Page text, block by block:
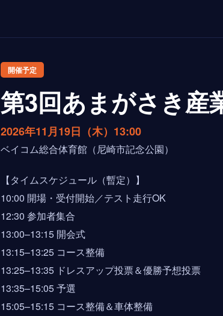
開催予定
第3回あまがさき産
2026年11月19日（木）13:00
ベイコム総合体育館（尼崎市記念公園）
【タイムスケジュール（暫定）】
10:00 開場・受付開始／テスト走行OK
12:30 参加者集合
13:00–13:15 開会式
13:15–13:25 コース整備
13:25–13:35 ドレスアップ投票＆優勝予想投票
13:35–15:05 予選
15:05–15:15 コース整備＆車体整備